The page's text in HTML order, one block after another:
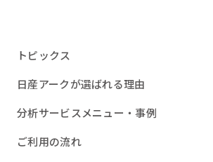
トピックス
日産アークが選ばれる理由
分析サービスメニュー・事例
ご利用の流れ